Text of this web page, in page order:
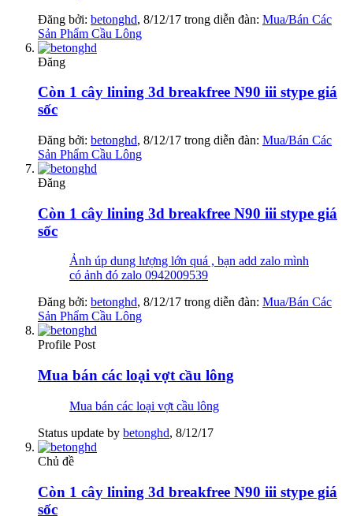
Đăng bởi: betonghd, 8/12/17 trong diễn đàn: Mua/Bán Các
Sản Phẩm Cầu Lông
Đăng
Còn 1 cây lining 3d breakfree N90 iii stype giá
sốc
Đăng bởi: betonghd, 8/12/17 trong diễn đàn: Mua/Bán Các
Sản Phẩm Cầu Lông
Đăng
Còn 1 cây lining 3d breakfree N90 iii stype giá
sốc
Ảnh úp dung lượng lớn quá , bạn add zalo mình
có ảnh đó zalo 0942009539
Đăng bởi: betonghd, 8/12/17 trong diễn đàn: Mua/Bán Các
Sản Phẩm Cầu Lông
Profile Post
Mua bán các loại vợt cầu lông
Mua bán các loại vợt cầu lông
Status update by betonghd, 8/12/17
Chủ đề
Còn 1 cây lining 3d breakfree N90 iii stype giá
sốc